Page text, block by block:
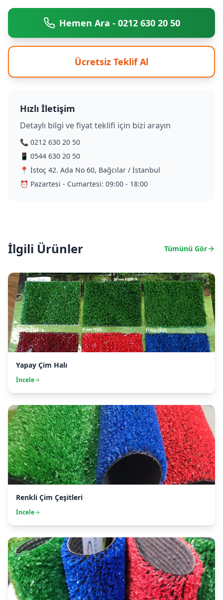
Hemen Ara - 0212 630 20 50
Ücretsiz Teklif Al
Hızlı İletişim
Detaylı bilgi ve fiyat teklifi için bizi arayın
📞 0212 630 20 50
📱 0544 630 20 50
📍 İstoç 42. Ada No 60, Bağcılar / İstanbul
⏰ Pazartesi - Cumartesi: 09:00 - 18:00
İlgili Ürünler Tümünü Gör
Yapay Çim Halı
İncele
Renkli Çim Çeşitleri
İncele